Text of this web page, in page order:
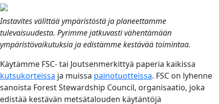
Instavites välittää ympäristöstä ja planeettamme
tulevaisuudesta. Pyrimme jatkuvasti vähentämään
ympäristövaikutuksia ja edistämme kestävää toimintaa.
Käytämme FSC- tai Joutsenmerkittyä paperia kaikissa
kutsukorteissa ja muissa painotuotteissa. FSC on lyhenne
sanoista Forest Stewardship Council, organisaatio, joka
edistää kestävän metsätalouden käytäntöjä